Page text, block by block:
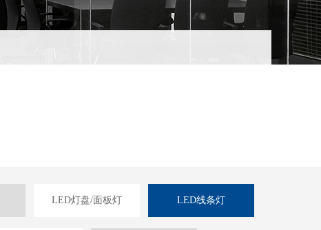
LED灯盘/面板灯 LED线条灯